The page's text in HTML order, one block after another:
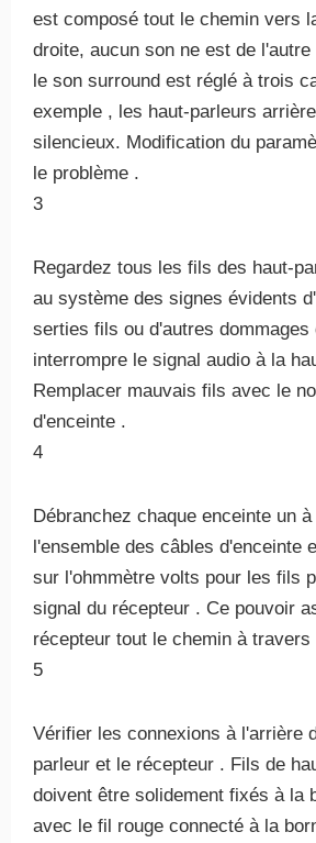
est composé tout le chemin vers
droite, aucun son ne est de l'autre
le son surround est réglé à trois
exemple , les haut-parleurs
silencieux. Modification du
le problème .
3
Regardez tous les fils des haut-
au système des signes évidents
serties fils ou d'autres dommages
interrompre le signal audio à la
Remplacer mauvais fils avec le
d'enceinte .
4
Débranchez chaque enceinte un
l'ensemble des câbles d'enceinte
sur l'ohmmètre volts pour les fils
signal du récepteur . Ce pouvoir
récepteur tout le chemin à
5
Vérifier les connexions à l'arrière
parleur et le récepteur . Fils de
doivent être solidement fixés à la
avec le fil rouge connecté à la